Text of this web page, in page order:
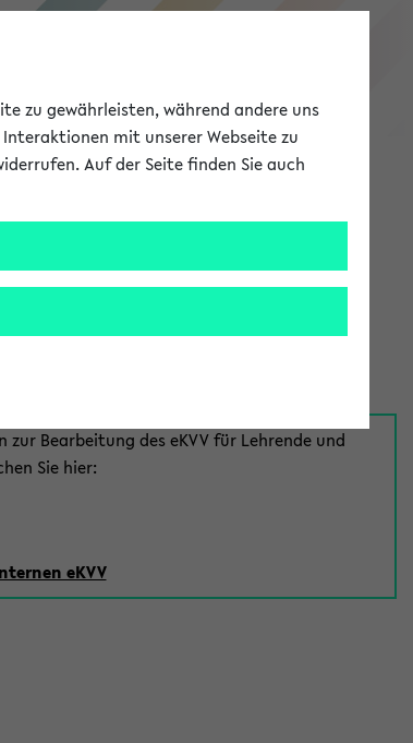
eKVV
zur Bearbeitung des eKVV für Lehrende und
Sie hier:
eKVV
zu gewährleisten, während andere uns
mit unserer Webseite zu
Auf der Seite finden Sie auch